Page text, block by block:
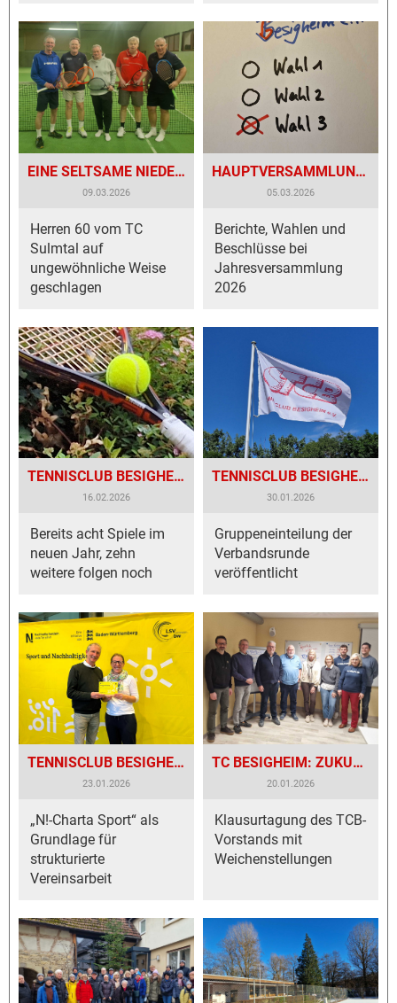
EINE SELTSAME NIEDERLAGE
09.03.2026
Herren 60 vom TC
Sulmtal auf
ungewöhnliche Weise
geschlagen
HAUPTVERSAMMLUNG DES TENNISCLUB BESIGHEIM
05.03.2026
Berichte, Wahlen und
Beschlüsse bei
Jahresversammlung
2026
TENNISCLUB BESIGHEIM IM WINTEREINSATZ!
16.02.2026
Bereits acht Spiele im
neuen Jahr, zehn
weitere folgen noch
TENNISCLUB BESIGHEIM ON TOUR!
30.01.2026
Gruppeneinteilung der
Verbandsrunde
veröffentlicht
TENNISCLUB BESIGHEIM FÜR ENGAGEMENT GEEHRT!
23.01.2026
„N!-Charta Sport“ als
Grundlage für
strukturierte
Vereinsarbeit
TC BESIGHEIM: ZUKUNFT GESTALTEN!
20.01.2026
Klausurtagung des TCB-
Vorstands mit
Weichenstellungen